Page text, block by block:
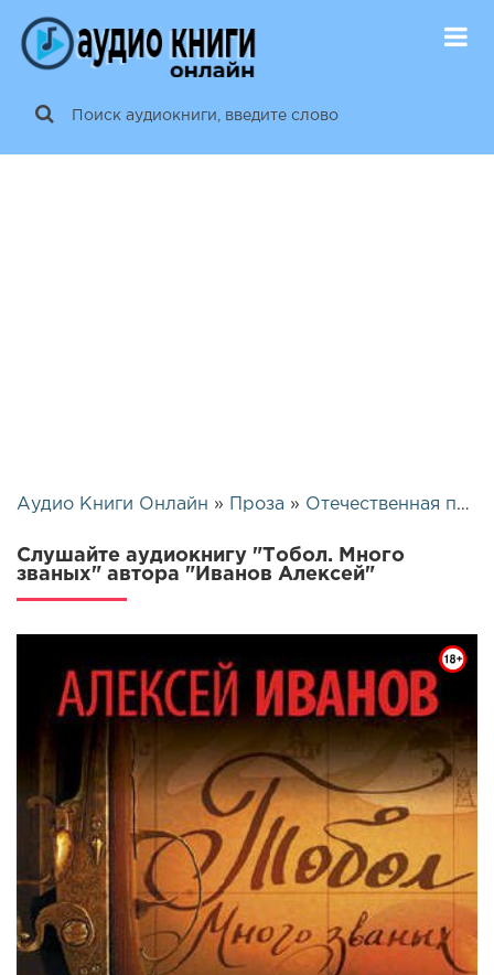
Аудио Книги Онлайн » Проза » Отечественная проза
Слушайте аудиокнигу "Тобол. Много
званых" автора "Иванов Алексей"